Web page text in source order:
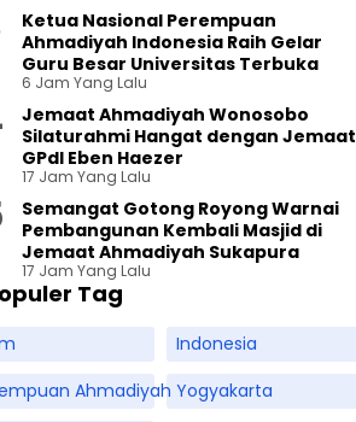
Ketua Nasional Perempuan
Ahmadiyah Indonesia Raih Gelar
Guru Besar Universitas Terbuka
6 Jam Yang Lalu
Jemaat Ahmadiyah Wonosobo
Silaturahmi Hangat dengan Jemaat
GPdI Eben Haezer
17 Jam Yang Lalu
Semangat Gotong Royong Warnai
Pembangunan Kembali Masjid di
Jemaat Ahmadiyah Sukapura
17 Jam Yang Lalu
Tag
Indonesia
Ahmadiyah Yogyakarta